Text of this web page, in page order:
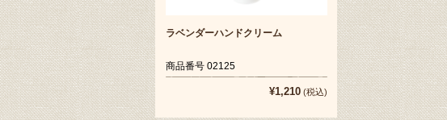
ラベンダーハンドクリーム
商品番号 02125
¥1,210 (税込)